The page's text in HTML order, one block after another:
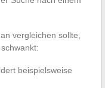
vergleichen sollte,
beispielsweise